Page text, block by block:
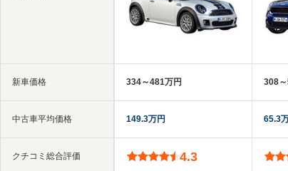
新車価格
中古車平均価格
クチコミ総合評価
334～481万円
149.3万円
4.3
308
65.3